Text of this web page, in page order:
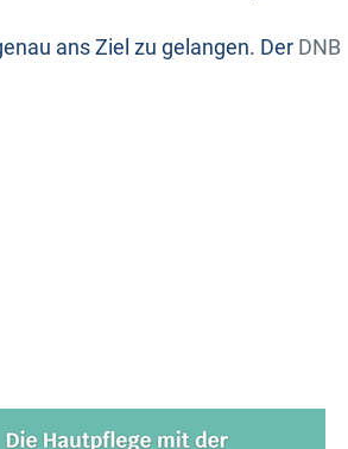
ans Ziel zu gelangen. Der DNB